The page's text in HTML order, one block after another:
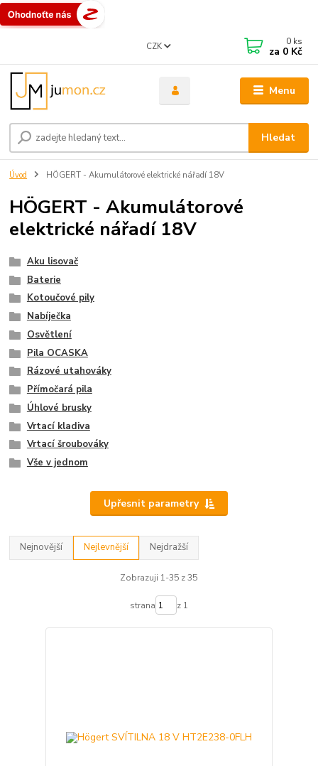
Menu
CZK
Hledat
0 ks
za 0 Kč
Úvod HÖGERT - Akumulátorové elektrické nářadí 18V
HÖGERT - Akumulátorové
elektrické nářadí 18V
Aku lisovač
Baterie
Kotoučové pily
Nabíječka
Osvětlení
Pila OCASKA
Rázové utahováky
Přímočará pila
Úhlové brusky
Vrtací kladiva
Vrtací šroubováky
Vše v jednom
Upřesnit parametry
Nejnovější Nejlevnější Nejdražší
Zobrazuji 1-35 z 35
strana z 1